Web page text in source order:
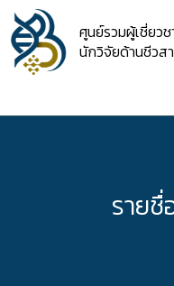
ศูนย์รวมผู้เชี่ยว
นักวิจัยด้านชีวส
ราย